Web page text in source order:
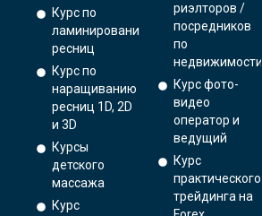
Курс по
ламинированию
ресниц
Курс по
наращиванию
ресниц 1D, 2D
и 3D
Курсы
детского
массажа
Курс
риэлторов /
посредников
по
недвижимости
Курс фото-
видео
оператор и
ведущий
Курс
практического
трейдинга на